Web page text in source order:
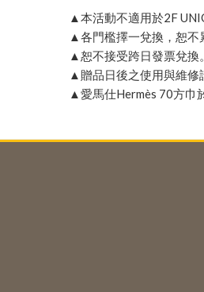
▲本活動不適用於2F
▲各門檻擇一兌換，恕不
▲恕不接受跨日發票兌換。
▲贈品日後之使用與維修
▲愛馬仕Hermès 70方巾